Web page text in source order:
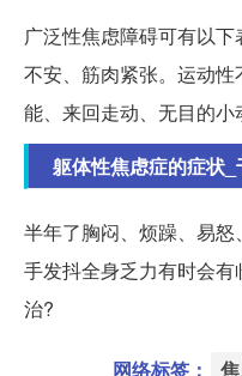
广泛性焦虑障碍可有以
不安、筋肉紧张。运动
能、来回走动、无目的小
躯体性焦虑症的症状
半年了胸闷、烦躁、易
手发抖全身乏力有时会
治?
网络标签：